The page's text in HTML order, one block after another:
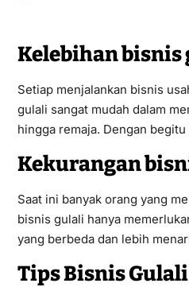
Kelebihan bisnis
Setiap menjalankan bisnis
gulali sangat mudah dalam
hingga remaja. Dengan
Kekurangan
Saat ini banyak orang yang
bisnis gulali hanya
yang berbeda dan lebih
Tips Bisnis Gulali